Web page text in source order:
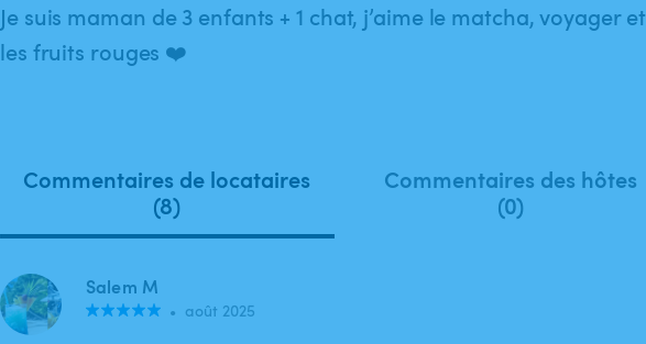
Je suis maman de 3 enfants + 1 chat, j’aime le matcha, voyager et
les fruits rouges ❤️
Commentaires de locataires
(8)
Commentaires des hôtes
(0)
Salem M
• août 2025